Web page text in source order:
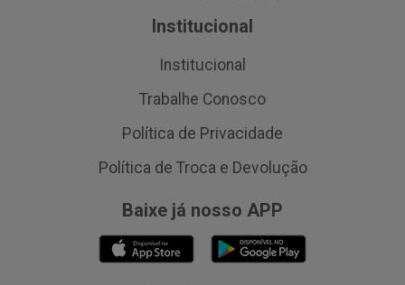
Institucional
Institucional
Trabalhe Conosco
Política de Privacidade
Política de Troca e Devolução
Baixe já nosso APP